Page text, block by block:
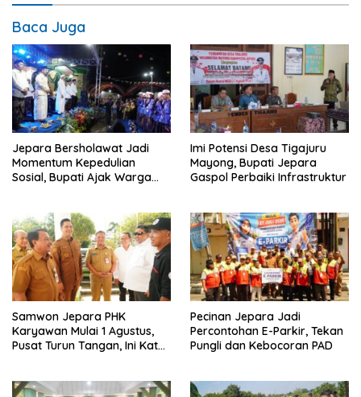
Baca Juga
Jepara Bersholawat Jadi
Momentum Kepedulian
Sosial, Bupati Ajak Warga
Imi Potensi Desa Tigajuru
Mayong, Bupati Jepara
Gaspol Perbaiki Infrastruktur
Samwon Jepara PHK
Karyawan Mulai 1 Agustus,
Pusat Turun Tangan, Ini Kata
Pecinan Jepara Jadi
Percontohan E-Parkir, Tekan
Pungli dan Kebocoran PAD